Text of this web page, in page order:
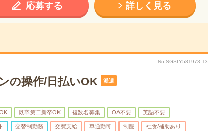
応募する 詳しく見る
No.SGSIY581973-T3
の操作/日払いOK 派遣
既卒第二新卒OK 複数名募集 OA不要 英語不要
交替制勤務 交費支給 車通勤可 制服 社食/補助あり